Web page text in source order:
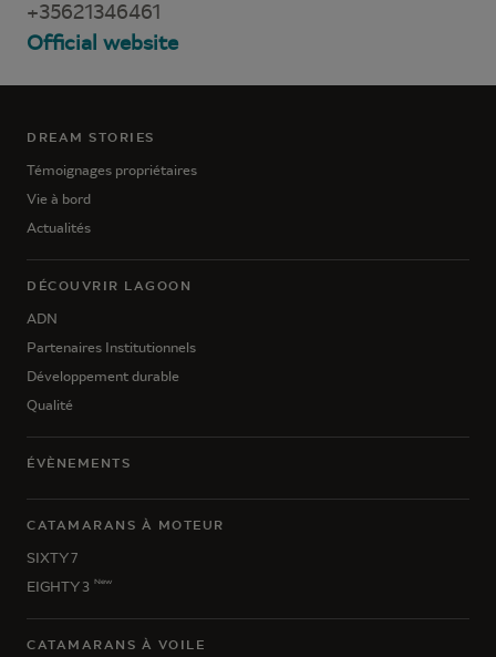
+35621346461
Official website
DREAM STORIES
Témoignages propriétaires
Vie à bord
Actualités
DÉCOUVRIR LAGOON
ADN
Partenaires Institutionnels
Développement durable
Qualité
ÉVÈNEMENTS
CATAMARANS À MOTEUR
SIXTY 7
EIGHTY 3 New
CATAMARANS À VOILE